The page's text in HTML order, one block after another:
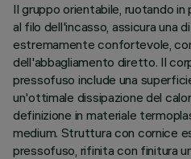
Il gruppo orientabile, ruotando
al filo dell'incasso, assicura una
estremamente confortevole,
dell'abbagliamento diretto. Il
pressofuso include una
un'ottimale dissipazione del
definizione in materiale
medium. Struttura con cornice
pressofuso, rifinita con finitura